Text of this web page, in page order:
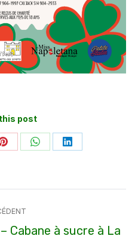
post
PartagerPartagerPartager
Cabane à sucre à La